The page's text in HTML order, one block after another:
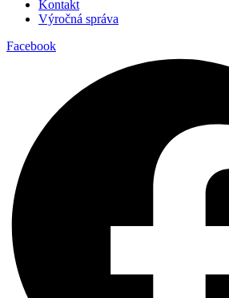
Kontakt
Výročná správa
Facebook